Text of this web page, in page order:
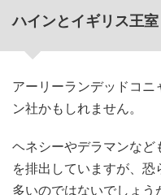
ハインとイギリス王室
アーリーランデッドコニ
ン社かもしれません。
ヘネシーやデラマンなど
を排出していますが、
多いのではないでしょう